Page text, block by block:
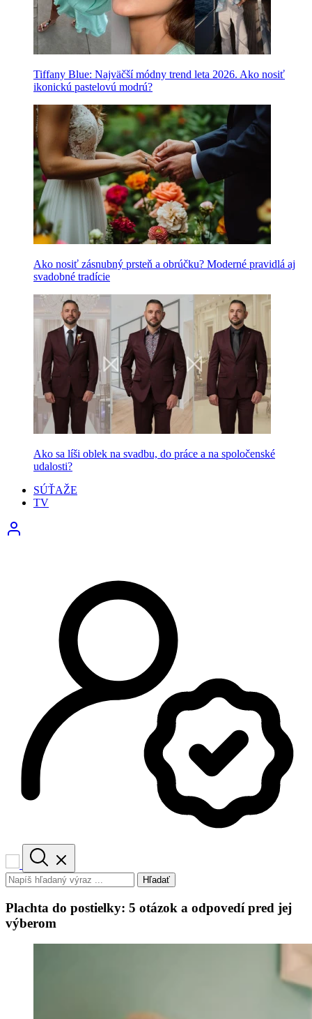
Tiffany Blue: Najväčší módny trend leta 2026. Ako nosiť
ikonickú pastelovú modrú?
Ako nosiť zásnubný prsteň a obrúčku? Moderné pravidlá aj
svadobné tradície
Ako sa líši oblek na svadbu, do práce a na spoločenské
udalosti?
SÚŤAŽE
TV
Hľadať
Plachta do postielky: 5 otázok a odpovedí pred jej
výberom